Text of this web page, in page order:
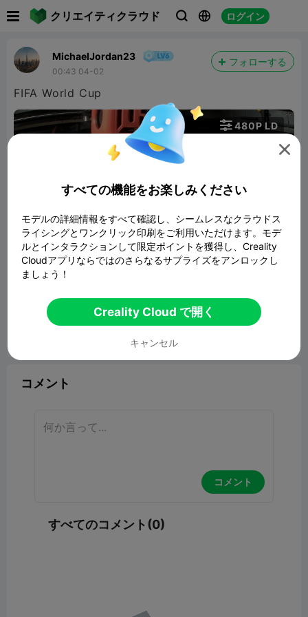
クリエイティクラウド   ログイン
MichaelJordan23
00:43 04-02
フォローする
FIFA World Cup
01:00

480P LD
9.64MB 関連3Dモデル
3
コメント
コメント
すべてのコメント(0)

すべての機能をお楽しみください
モデルの詳細情報をすべて確認し、シームレスなクラウドス
ライシングとワンクリック印刷をご利用いただけます。モデ
ルとインタラクションして限定ポイントを獲得し、Creality
Cloudアプリならではのさらなるサプライズをアンロックし
ましょう！
Creality Cloud で開く
キャンセル